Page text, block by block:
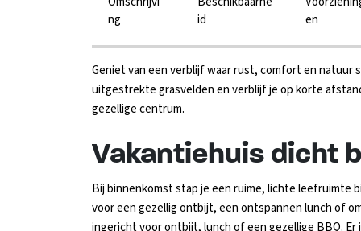
ng
id
en
Geniet van een verblijf waar rust, comfort en natuur
uitgestrekte grasvelden en verblijf je op korte
gezellige centrum.
Vakantiehuis dicht
Bij binnenkomst stap je een ruime, lichte
voor een gezellig ontbijt, een ontspannen lunch of
ingericht voor ontbijt, lunch of een gezellige BBQ. Er